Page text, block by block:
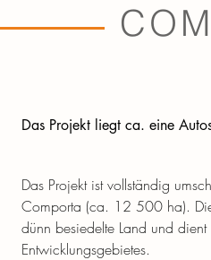
Das Projekt liegt ca. eine
Das Projekt ist vollständig
Comporta (ca. 12 500 ha).
dünn besiedelte Land und
Entwicklungsgebietes.